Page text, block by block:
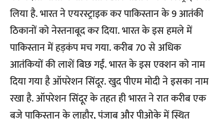
लिया है. भारत ने एयरस्ट्राइक कर पाकिस्तान के 9 आतंकी
ठिकानों को नेस्तनाबूद कर दिया. भारत के इस हमले में
पाकिस्तान में हड़कंप मच गया. करीब 70 से अधिक
आतंकियों की लाशें बिछ गईं. भारत के इस एक्शन को नाम
दिया गया है ऑपरेशन सिंदूर. खुद पीएम मोदी ने इसका नाम
रखा है. ऑपरेशन सिंदूर के तहत ही भारत ने रात करीब एक
बजे पाकिस्तान के लाहौर, पंजाब और पीओके में स्थित